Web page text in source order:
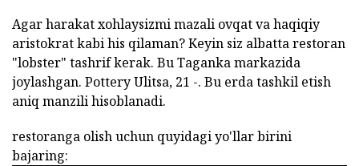
Agar harakat xohlaysizmi mazali ovqat va haqiqiy
aristokrat kabi his qilaman? Keyin siz albatta restoran
"lobster" tashrif kerak. Bu Taganka markazida
joylashgan. Pottery Ulitsa, 21 -. Bu erda tashkil etish
aniq manzili hisoblanadi.
restoranga olish uchun quyidagi yo'llar birini
bajaring: